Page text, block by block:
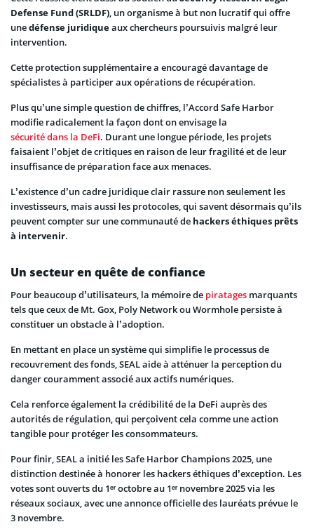
Defense Fund (SRLDF), un organisme à but non lucratif qui offre
unedéfense juridiqueaux chercheurs poursuivis malgré leur
intervention.
Cette protection supplémentaire a encouragé davantage de
spécialistes à participer aux opérations de récupération.
Plus qu’une simple question de chiffres, l’Accord Safe Harbor
modifie radicalement la façon dont on envisage la
sécurité dans la DeFi. Durant une longue période, les projets
faisaient l’objet de critiques en raison de leur fragilité et de leur
insuffisance de préparation face aux menaces.
L’existence d’un cadre juridique clair rassure non seulement les
investisseurs, mais aussi les protocoles, qui savent désormais qu’ils
peuvent compter sur une communauté de hackers éthiques prêts
à intervenir.
Un secteur en quête de confiance
Pour beaucoup d’utilisateurs, la mémoire de piratages marquants
tels que ceux de Mt. Gox, Poly Network ou Wormhole persiste à
constituer un obstacle à l’adoption.
En mettant en place un système qui simplifie le processus de
recouvrement des fonds, SEAL aide à atténuer la perception du
danger couramment associé aux actifs numériques.
Cela renforce également la crédibilité de la DeFi auprès des
autorités de régulation, qui perçoivent cela comme une action
tangible pour protéger les consommateurs.
Pour finir, SEAL a initié les Safe Harbor Champions 2025, une
distinction destinée à honorer les hackers éthiques d’exception. Les
votes sont ouverts du 1ᵉʳ octobre au 1ᵉʳ novembre 2025 via les
réseaux sociaux, avec une annonce officielle des lauréats prévue le
3 novembre.